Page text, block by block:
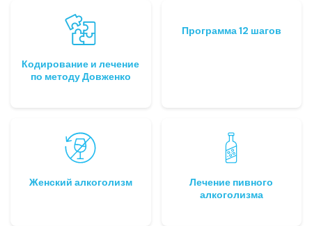
Кодирование и лечение
по методу Довженко
Программа 12 шагов
Женский алкоголизм
Лечение пивного
алкоголизма